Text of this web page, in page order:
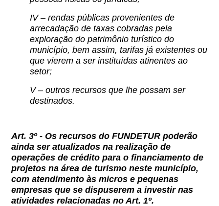
IV – rendas públicas provenientes de
arrecadação de taxas cobradas pela
exploração do patrimônio turístico do
município, bem assim, tarifas já existentes ou
que vierem a ser instituídas atinentes ao
setor;
V – outros recursos que lhe possam ser
destinados.
Art. 3º - Os recursos do FUNDETUR poderão
ainda ser atualizados na realização de
operações de crédito para o financiamento de
projetos na área de turismo neste município,
com atendimento às micros e pequenas
empresas que se dispuserem a investir nas
atividades relacionadas no Art. 1º.